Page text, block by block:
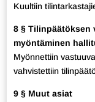
Kuultiin
8 § Tilinpäätöksen
myöntäminen
Myönnettiin
vahvistettiin
9 § Muut asiat